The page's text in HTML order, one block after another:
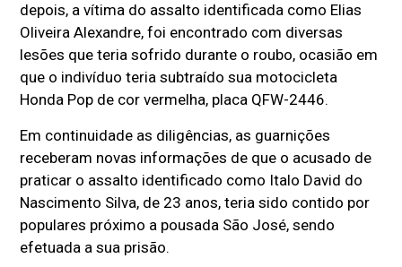
depois, a vítima do assalto identificada como Elias
Oliveira Alexandre, foi encontrado com diversas
lesões que teria sofrido durante o roubo, ocasião em
que o indivíduo teria subtraído sua motocicleta
Honda Pop de cor vermelha, placa QFW-2446.
Em continuidade as diligências, as guarnições
receberam novas informações de que o acusado de
praticar o assalto identificado como Italo David do
Nascimento Silva, de 23 anos, teria sido contido por
populares próximo a pousada São José, sendo
efetuada a sua prisão.